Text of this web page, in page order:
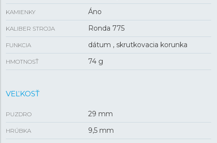
KAMIENKY Áno
KALIBER STROJA Ronda 775
FUNKCIA dátum , skrutkovacia korunka
HMOTNOSŤ 74 g
VEĽKOSŤ
PUZDRO 29 mm
HRÚBKA 9,5 mm